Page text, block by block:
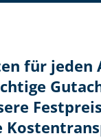
für jeden